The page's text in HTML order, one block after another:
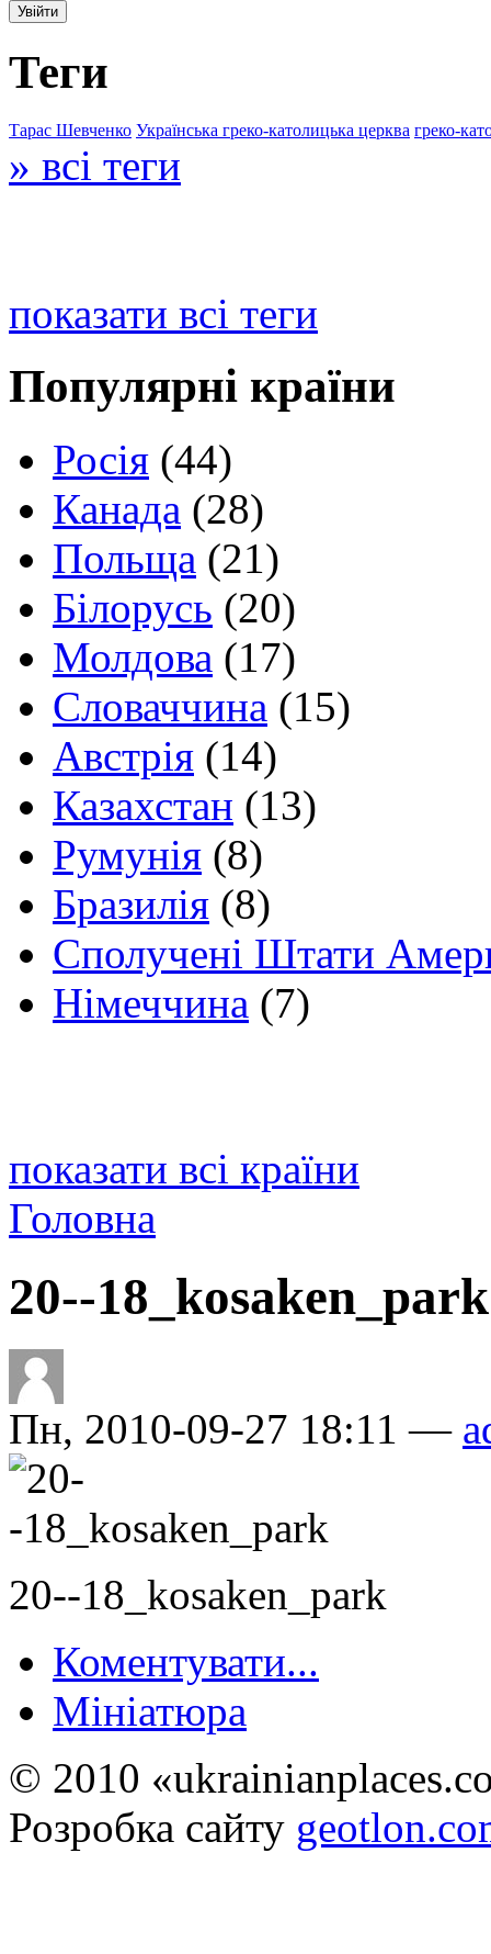
Теги
Тарас Шевченко Українська греко-католицька церква греко-
» всі теги
показати всі теги
Популярні країни
Росія (44)
Канада (28)
Польща (21)
Білорусь (20)
Молдова (17)
Словаччина (15)
Австрія (14)
Казахстан (13)
Румунія (8)
Бразилія (8)
Сполучені Штати
Німеччина (7)
показати всі країни
Головна
20--18_kosaken_park
Пн, 2010-09-27 18:11 —
20--18_kosaken_park
Коментувати...
Мініатюра
© 2010
Розробка сайту